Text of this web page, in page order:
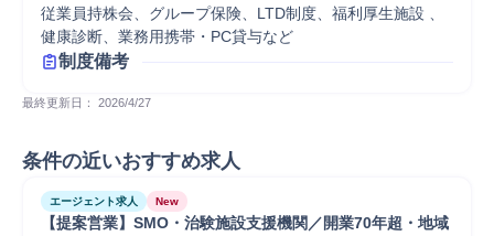
従業員持株会、グループ保険、LTD制度、福利厚生施設 、
健康診断、業務用携帯・PC貸与など
制度備考
最終更新日： 2026/4/27
条件の近いおすすめ求人
エージェント求人 New
【提案営業】SMO・治験施設支援機関／開業70年超・地域